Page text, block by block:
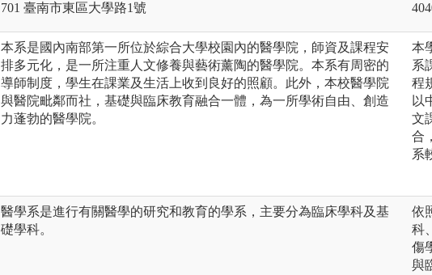
701 臺南市東區大學路1號
本系是國內南部第一所位於綜合大學校園內的醫學院，師資及課程安
排多元化，是一所注重人文修養與藝術薰陶的醫學院。本系有周密的
導師制度，學生在課業及生活上收到良好的照顧。此外，本校醫學院
與醫院毗鄰而社，基礎與臨床教育融合一體，為一所學術自由、創造
力蓬勃的醫學院。
本
系
程
以
文
合
系
醫學系是進行有關醫學的研究和教育的學系，主要分為臨床學科及基
礎學科。
依
科
傷
與